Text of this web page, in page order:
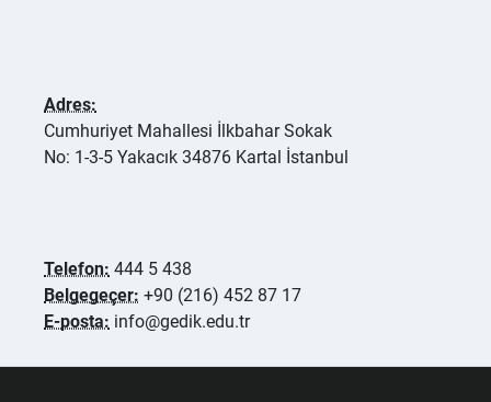
Adres:
Cumhuriyet Mahallesi İlkbahar Sokak
No: 1-3-5 Yakacık 34876 Kartal İstanbul
Telefon: 444 5 438
Belgegeçer: +90 (216) 452 87 17
E-posta: info@gedik.edu.tr